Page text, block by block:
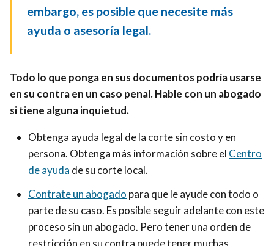
embargo, es posible que necesite más
ayuda o asesoría legal.
Todo lo que ponga en sus documentos podría usarse
en su contra en un caso penal. Hable con un abogado
si tiene alguna inquietud.
Obtenga ayuda legal de la corte sin costo y en
persona. Obtenga más información sobre el Centro
de ayuda de su corte local.
Contrate un abogado para que le ayude con todo o
parte de su caso. Es posible seguir adelante con este
proceso sin un abogado. Pero tener una orden de
restricción en su contra puede tener muchas